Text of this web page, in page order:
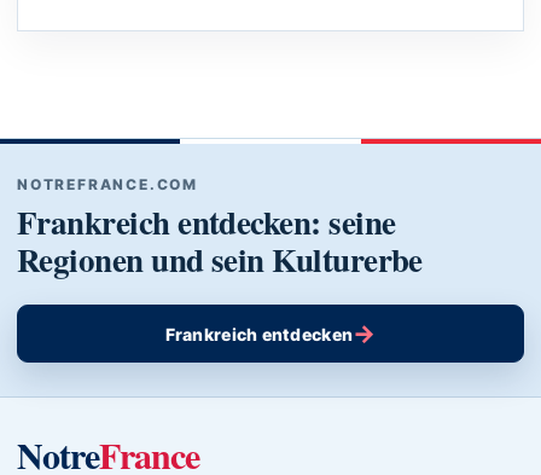
NOTREFRANCE.COM
Frankreich entdecken: seine
Regionen und sein Kulturerbe
Frankreich entdecken→
NotreFrance